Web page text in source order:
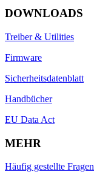
DOWNLOADS
Treiber & Utilities
Firmware
Sicherheitsdatenblatt
Handbücher
EU Data Act
MEHR
Häufig gestellte Fragen